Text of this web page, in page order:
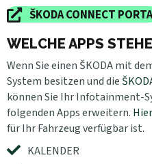
ŠKODA CONNECT
WELCHE APPS
Wenn Sie einen ŠKODA mit
System besitzen und die
können Sie Ihr Infotainment-
folgenden Apps erweitern. Hier
für Ihr Fahrzeug verfügbar ist.
KALENDER